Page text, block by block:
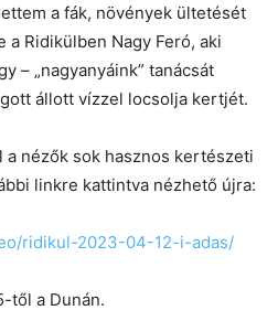
a fák, növények ültetését
a Ridikülben Nagy Feró, aki
– „nagyanyáink” tanácsát
állott vízzel locsolja kertjét.
a nézők sok hasznos kertészeti
linkre kattintva nézhető újra:
ridikul-2023-04-12-i-adas/
től a Dunán.